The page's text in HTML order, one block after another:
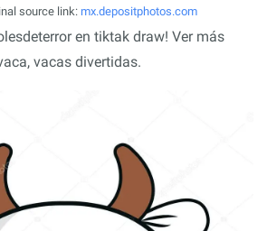
source link: mx.depositphotos.com
en tiktak draw! Ver más
vacas divertidas.